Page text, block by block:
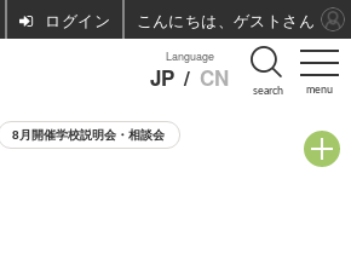
menu
Language
JP / CN search
8月開催学校説明会・相談会
ログイン こんにちは、ゲストさん